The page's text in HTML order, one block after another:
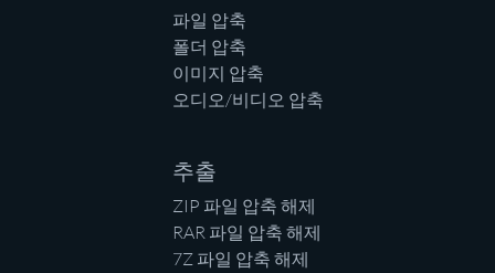
파일 압축
폴더 압축
이미지 압축
오디오/비디오 압축
추출
ZIP 파일 압축 해제
RAR 파일 압축 해제
7Z 파일 압축 해제